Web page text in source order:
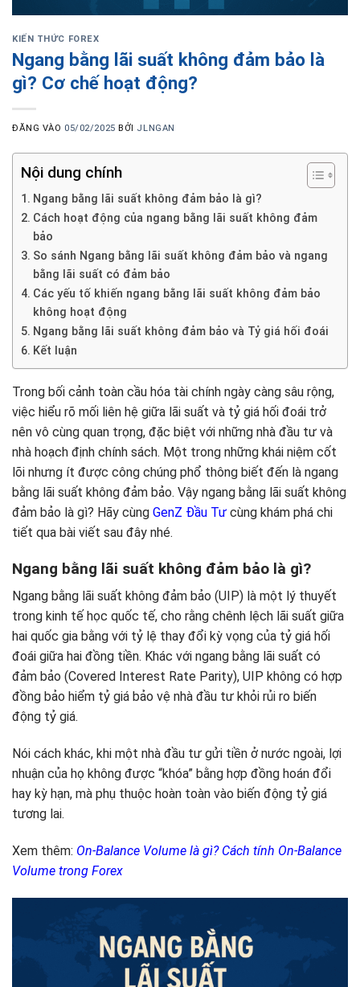
KIẾN THỨC FOREX
Ngang bằng lãi suất không đảm bảo là
gì? Cơ chế hoạt động?
ĐĂNG VÀO 05/02/2025 BỞI JLNGAN
Nội dung chính
Ngang bằng lãi suất không đảm bảo là gì?
Cách hoạt động của ngang bằng lãi suất không đảm
bảo
So sánh Ngang bằng lãi suất không đảm bảo và ngang
bằng lãi suất có đảm bảo
Các yếu tố khiến ngang bằng lãi suất không đảm bảo
không hoạt động
Ngang bằng lãi suất không đảm bảo và Tỷ giá hối đoái
Kết luận
Trong bối cảnh toàn cầu hóa tài chính ngày càng sâu rộng,
việc hiểu rõ mối liên hệ giữa lãi suất và tỷ giá hối đoái trở
nên vô cùng quan trọng, đặc biệt với những nhà đầu tư và
nhà hoạch định chính sách. Một trong những khái niệm cốt
lõi nhưng ít được công chúng phổ thông biết đến là ngang
bằng lãi suất không đảm bảo. Vậy ngang bằng lãi suất không
đảm bảo là gì? Hãy cùng GenZ Đầu Tư cùng khám phá chi
tiết qua bài viết sau đây nhé.
Ngang bằng lãi suất không đảm bảo là gì?
Ngang bằng lãi suất không đảm bảo (UIP) là một lý thuyết
trong kinh tế học quốc tế, cho rằng chênh lệch lãi suất giữa
hai quốc gia bằng với tỷ lệ thay đổi kỳ vọng của tỷ giá hối
đoái giữa hai đồng tiền. Khác với ngang bằng lãi suất có
đảm bảo (Covered Interest Rate Parity), UIP không có hợp
đồng bảo hiểm tỷ giá bảo vệ nhà đầu tư khỏi rủi ro biến
động tỷ giá.
Nói cách khác, khi một nhà đầu tư gửi tiền ở nước ngoài, lợi
nhuận của họ không được “khóa” bằng hợp đồng hoán đổi
hay kỳ hạn, mà phụ thuộc hoàn toàn vào biến động tỷ giá
tương lai.
Xem thêm: On-Balance Volume là gì? Cách tính On-Balance
Volume trong Forex